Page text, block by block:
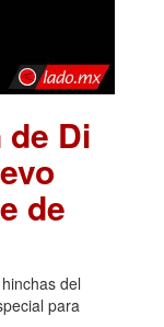
Di
de
del
para